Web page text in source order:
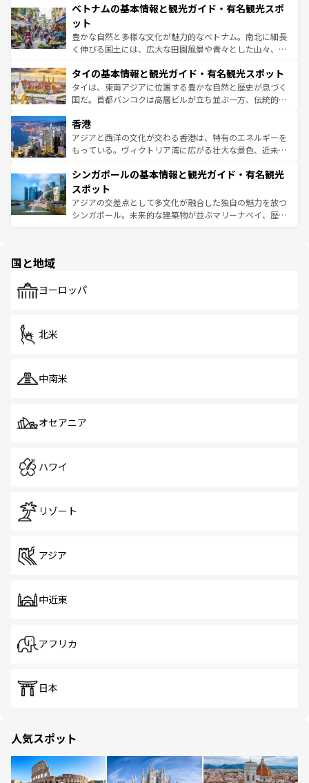
参照してほしい。
容にもいいと評判のスイーツなど、バラエティ豊かな料理
照してほしい。
き、地方に足を延ばせば四季折々の自然美を楽しむことが
できる。そして、キムチや焼肉、絶品のストリートフード
まで、さまざまな韓国料理が待っている。夜には、韓国な
らではのナイトライフも堪能できる。あたたかいホスピタ
わってみてほしい。 なお、新着の韓国情報はコンテンツ一
覧 を参照してほしい。
ベトナムの基本情報と観光ガイド・有名観光スポ
ット
豊かな自然と多様な文化が魅力的なベトナム。南北に細長
く伸びる国土には、広大な田園風景や青々とした山々、世
急速な発展と共に伝統が息づく。ハノイの古い町並みやホ
ーチミン市のフランス統治時代の建物も、独特の雰囲気を
醸し出している。また、バラエティの豊かさとおいしさで
とつ。フォーやバインミー、ベトナムコーヒーなどは、ぜ
ひ現地で味わいたい。どの地域を訪れてもあたたかい人々
が旅行者を迎えてくれるので、きっと忘れられない旅にな
参照してほしい。
タイの基本情報と観光ガイド・有名観光スポット
タイは、東南アジアに位置する豊かな自然と歴史が息づく
国だ。首都バンコクは高層ビルが立ち並ぶ一方、伝統的な
の活気が交差している。北部ではチェンマイなどの山岳地
帯で自然と触れ合い、南部ではプーケットやクラビの美し
いビーチでリゾート気分を楽しむことができる。タイ料理
激する。気候は一年中温暖で、どの季節にも異なる楽しみ
が待っている。親しみやすいタイの人々、仏教を中心とし
た文化、そして多様な観光資源が、訪れる旅人を魅了し続
ける。 なお、新着のタイ情報はコンテンツ一覧を参照して
香港
アジアと西洋の文化が交わる香港は、特有のエネルギーを
もっている。ヴィクトリア湾に広がる壮大な景色、近未来
み、どこを訪れても感動するはず。観光スポットが密集し
ており、効率よく見どころを回れるのも魅力。息をのむよ
うな絶景から文化的な体験まで、香港を存分に楽しみ尽く
そう。 なお、新着の香港情報はコンテンツ一覧を参照して
シンガポールの基本情報と観光ガイド・有名観光
スポット
アジアの交差点として多文化が融合した独自の魅力を放つ
シンガポール。未来的な建築物が並ぶマリーナベイ、歴史
で、ホーカーズは地元の風情を楽しめる外せないスポット
国と地域
ヨーロッパ
北米
中南米
オセアニア
ハワイ
リゾート
アジア
中近東
アフリカ
日本
人気スポット